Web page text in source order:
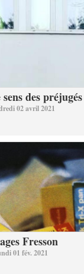
des préjugés
02 avril 2021
Fresson
01 fév. 2021